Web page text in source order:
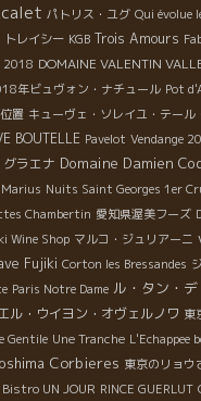
パトリス・ユグ Qui évolue
トレイシー KGB Trois Amours
2018 DOMAINE VALENTIN
年ビュヴォン・ナチュール Pot
置 キューヴェ・ソレイユ・テール
BOUTELLE Pavelot Vendange
グラエナ Domaine Damien
Nuits Saint Georges 1er
Chambertin 愛知県渥美フーズ
Wine Shop マルコ・ジュリアーニ
Fujiki Corton les Bressandes
Paris Notre Dame ル・タン・
ル・ウイヨン・オヴェルノワ 東
Gentile Une Tranche L'Echappee
Corbieres 東京のリョウ
Bistro UN JOUR RINCE GUERLUT